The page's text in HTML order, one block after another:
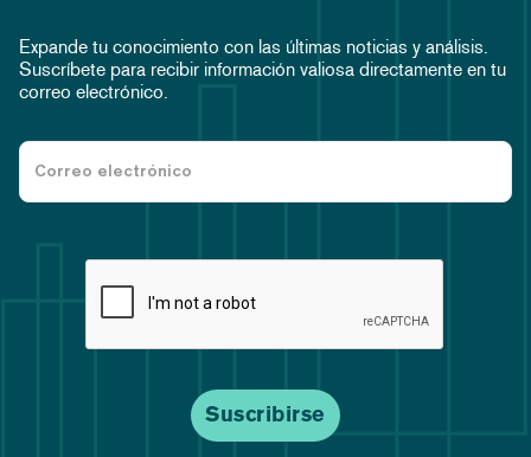
Expande tu conocimiento con las últimas noticias y análisis.
Suscríbete para recibir información valiosa directamente en tu
correo electrónico.